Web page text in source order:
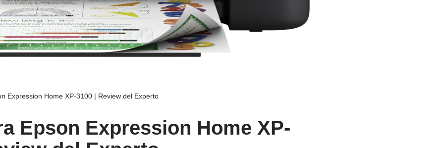
Expression Home XP-3100 | Review del Experto
Epson Expression Home XP-